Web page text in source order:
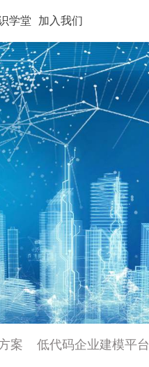
学堂 加入我们
案 低代码企业建模平台